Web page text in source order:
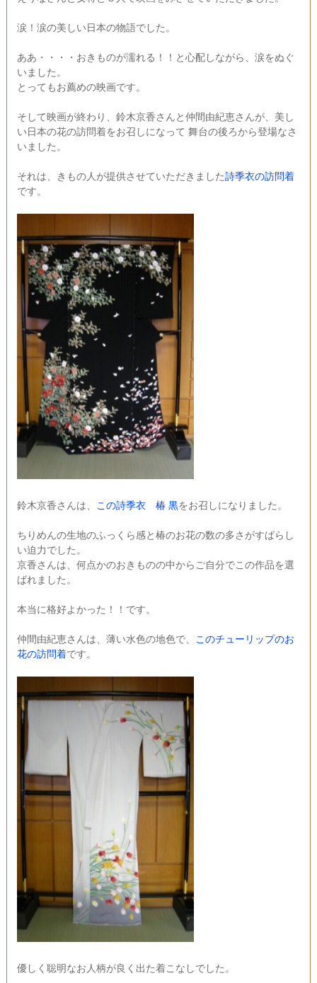
涙！涙の美しい日本の物語でした。
ああ・・・・おきものが濡れる！！と心配しながら、涙をぬぐ
いました。
とってもお薦めの映画です。
そして映画が終わり、鈴木京香さんと仲間由紀恵さんが、美し
い日本の花の訪問着をお召しになって 舞台の後ろから登場なさ
いました。
それは、きもの人が提供させていただきました詩季衣の訪問着
です。
鈴木京香さんは、 この詩季衣 椿 黒をお召しになりました。
ちりめんの生地のふっくら感と椿のお花の数の多さがすばらし
い迫力でした。
京香さんは、何点かのおきものの中からご自分でこの作品を選
ばれました。
本当に格好よかった！！です。
仲間由紀恵さんは、薄い水色の地色で、
このチューリップのお
花の訪問着です。
優しく聡明なお人柄が良く出た着こなしでした。